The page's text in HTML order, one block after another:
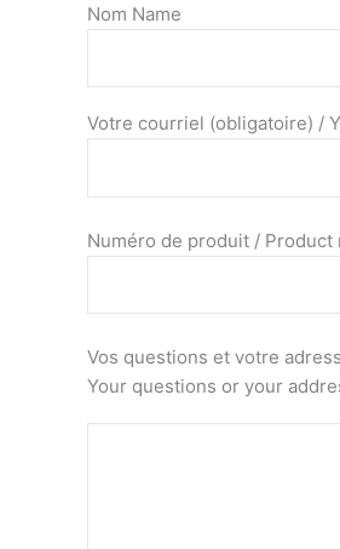
Nom Name
Votre courriel (obligatoire) /
Numéro de produit / Product
Vos questions et votre
Your questions or your